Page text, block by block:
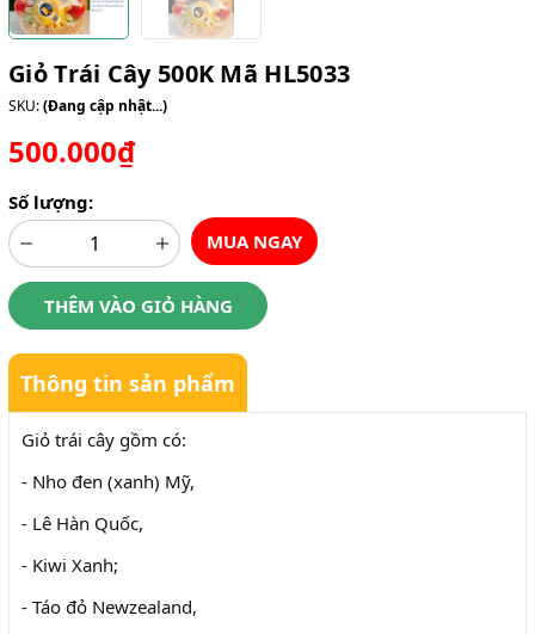
Giỏ Trái Cây 500K Mã HL5033
SKU:(Đang cập nhật...)
500.000₫
Số lượng:
MUA NGAY
THÊM VÀO GIỎ HÀNG
Thông tin sản phẩm
Giỏ trái cây gồm có:
- Nho đen (xanh) Mỹ,
- Lê Hàn Quốc,
- Kiwi Xanh;
- Táo đỏ Newzealand,